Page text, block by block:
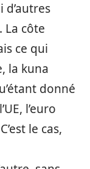
d’autres
La côte
ce qui
la kuna
donné
l’euro
le cas,